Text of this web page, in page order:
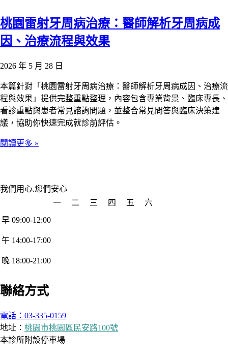
桃園雷射牙周病治療：醫師解析牙周病成
因、治療流程與效果
2026 年 5 月 28 日
本篇針對「桃園雷射牙周病治療：醫師解析牙周病成因、治療流
程與效果」提供完整重點整理，內容包含專業背景、臨床專長、
看診重點與患者常見諮詢問題，並整合常見問答與臨床決策建
議，協助你快速完成就診前評估。
閱讀更多 »
我們用心.您們安心
一
二 三 四 五
六
早 09:00-12:00
午 14:00-17:00
晚 18:00-21:00
聯絡方式
電話：03-335-0159
地址： 桃園市桃園區民安路100號
本診所附設停車場